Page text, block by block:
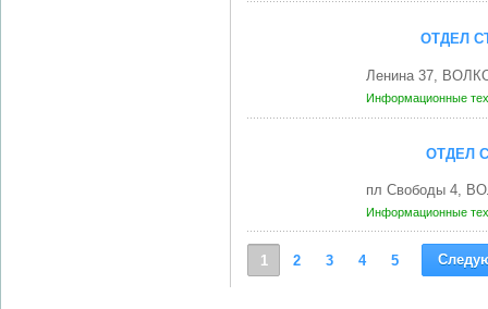
ОТДЕЛ
Ленина 37,
Информационные
ОТДЕЛ
пл Свободы 4,
Информационные
1 2 3 4 5